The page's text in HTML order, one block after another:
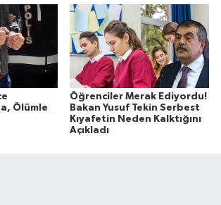
Ölümle
Öğrenciler Merak Ediyordu!
Bakan Yusuf Tekin Serbest
Kıyafetin Neden Kalktığını
Açıkladı